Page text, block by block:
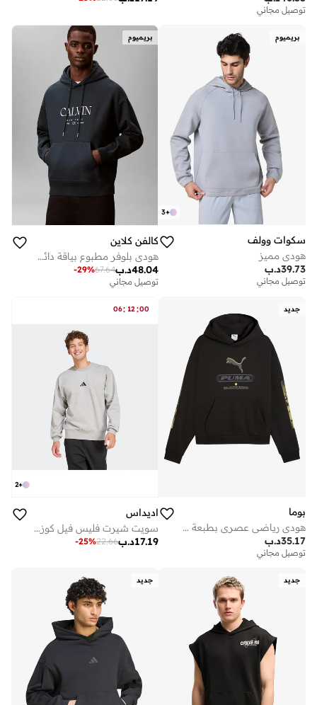
توصيل مجاني
بريميوم
+
3
سكوات وولف
هودي مميز
د.ب39.73
توصيل مجاني
بريميوم
كالفن كلاين
هودي بلوفر مطبوع بياقة دائرية
د.ب48.04
67.64
-29%
توصيل مجاني
جديد
بوما
هودي رياضي عصري بطبعة جرافيك
د.ب35.17
توصيل مجاني
06: 12 :00
+
2
اديداس
سويت شيرت فليس فيل كوزي إسنشالز
د.ب17.19
22.66
-25%
جديد جديد